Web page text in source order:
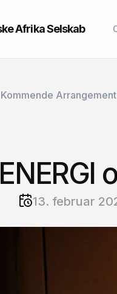
Afrika Selskab
Kommende
ENERGI
13. februar